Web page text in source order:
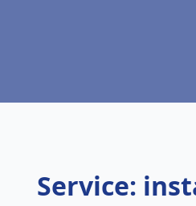
Service: